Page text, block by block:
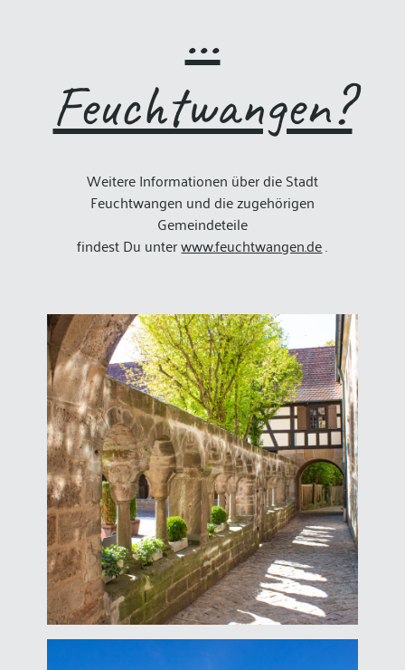
...
Feuchtwangen?
Weitere Informationen über die Stadt
Feuchtwangen und die zugehörigen
Gemeindeteile
findest Du unterwww.feuchtwangen.de.